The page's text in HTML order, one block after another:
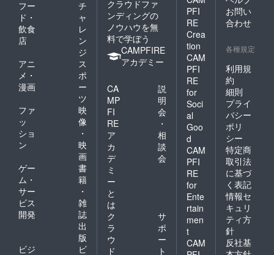
興、そして福島の復興を
祈って、微力ながら応援さ
せていただきます。久保洋
人荒井雅美さん底抜けに明
るい大島くんと出会ったの
は、1年ほど前でしょうか、
アニマルフォレストうつし
の森ででした。そのときか
ら彼がどんな活躍をするん
だろう？と密かに期待して
いました。川内の郷かえる
マラソンやあぶくま洞など
で「Kokage Kitchen」とし
て出店していた彼は、希望
フー
ド・
飲食
店
チ
ャ
レ
ン
ジ
アニ
メ・
漫画
ス
ポ
ー
ツ
ファ
ッ
ショ
ン
映
像
・
映
画
ゲー
ム・
サー
ビス
開発
書
籍
・
雑
誌
出
版
ビジ
ビ
クラウドファ
ンディングの
ノウハウを無
料で学ぼう
CAMPFIRE
アカデミー
CA
MP
FI
RE
ア
カ
デ
ミ
ー
と
は
説
明
会
・
相
談
会
ク
ラ
ウ
ド
サ
ポ
ー
ト
PFI
RE
Crea
tion
CAM
PFI
RE
for
Soci
al
Goo
d
CAM
PFI
RE
for
Ente
rtain
men
t
CAM
お問い
合わせ
各種規定
利用規
約
細則
プライ
バシー
ポリ
シー
特定商
取引法
に基づ
く表記
情報セ
キュリ
ティ方
針
反社基